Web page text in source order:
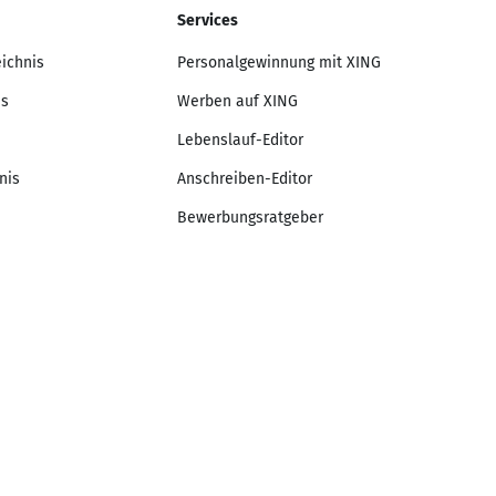
Services
Personalgewinnung mit XING
Werben auf XING
Lebenslauf-Editor
Anschreiben-Editor
Bewerbungsratgeber